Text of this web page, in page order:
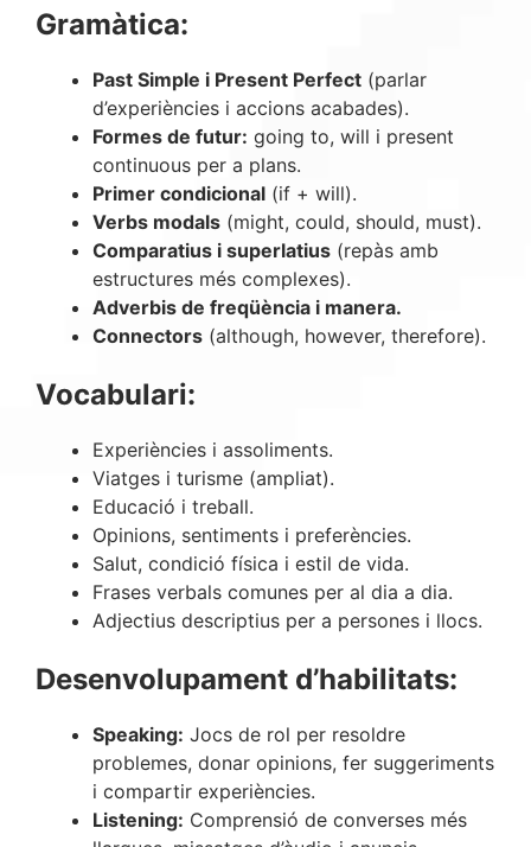
Gramàtica:
Past Simple i Present Perfect (parlar
d’experiències i accions acabades).
Formes de futur: going to, will i present
continuous per a plans.
Primer condicional (if + will).
Verbs modals (might, could, should, must).
Comparatius i superlatius (repàs amb
estructures més complexes).
Adverbis de freqüència i manera.
Connectors (although, however, therefore).
Vocabulari:
Experiències i assoliments.
Viatges i turisme (ampliat).
Educació i treball.
Opinions, sentiments i preferències.
Salut, condició física i estil de vida.
Frases verbals comunes per al dia a dia.
Adjectius descriptius per a persones i llocs.
Desenvolupament d’habilitats:
Speaking: Jocs de rol per resoldre
problemes, donar opinions, fer suggeriments
i compartir experiències.
Listening: Comprensió de converses més